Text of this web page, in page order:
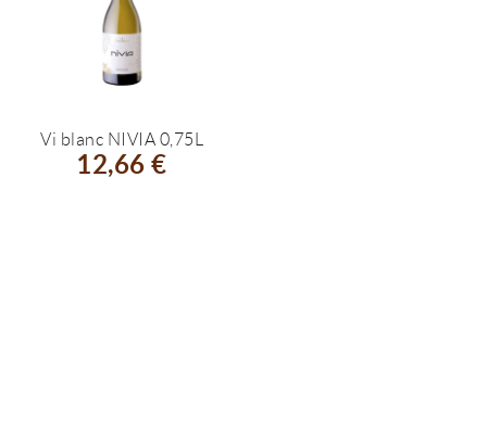
Vi blanc NIVIA 0,75L
12,66 €